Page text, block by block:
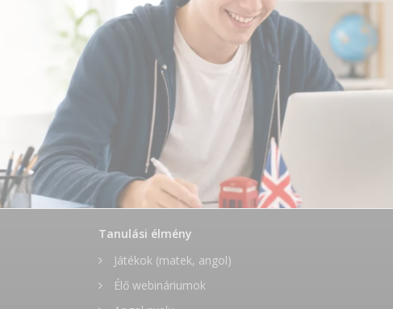
Tanulási élmény
Játékok (matek, angol)
Élő webináriumok